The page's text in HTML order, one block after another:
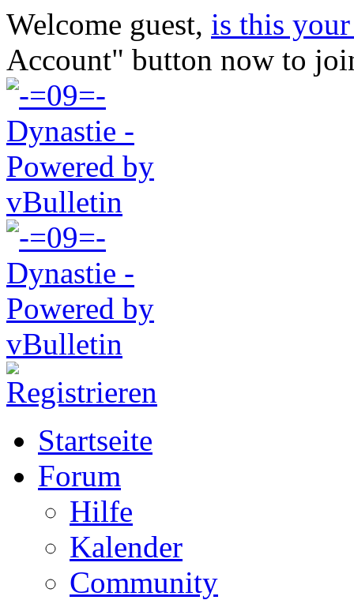
Welcome guest, is this
Account" button now to
Startseite
Forum
Hilfe
Kalender
Community